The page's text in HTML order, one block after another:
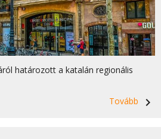
határozott a katalán regionális
Tovább
navigate_next